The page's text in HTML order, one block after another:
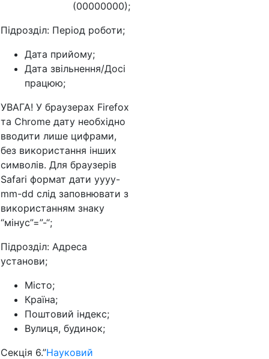
(00000000);
Підрозділ: Період роботи;
Дата прийому;
Дата звільнення/Досі
працюю;
УВАГА! У браузерах Firefox
та Chrome дату необхідно
вводити лише цифрами,
без використання інших
символів. Для браузерів
Safari формат дати yyyy-
mm-dd слід заповнювати з
використанням знаку
“мінус”=”-“;
Підрозділ: Адреса
установи;
Місто;
Країна;
Поштовий індекс;
Вулиця, будинок;
Секція 6.”Науковий